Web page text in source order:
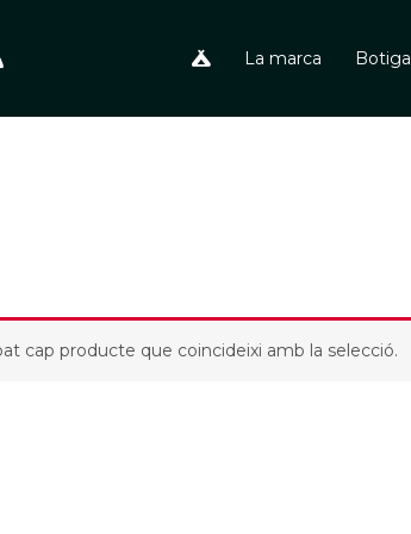
La marca Botiga
cap producte que coincideixi amb la selecció.